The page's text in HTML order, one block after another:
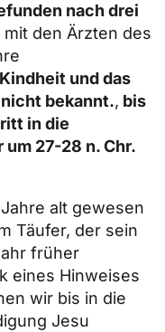
nach drei
den Ärzten des
und das
bekannt., bis
in die
27-28 n. Chr.
alt gewesen
Täufer, der sein
früher
eines Hinweises
wir bis in die
Jesu